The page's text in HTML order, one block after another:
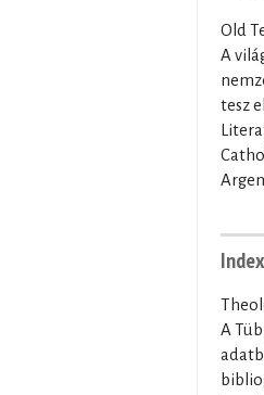
Old
A
tesz
A